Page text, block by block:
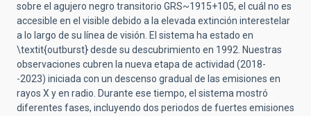
sobre el agujero negro transitorio GRS~1915+105, el cuál no es
accesible en el visible debido a la elevada extinción interestelar
a lo largo de su línea de visión. El sistema ha estado en
\textit{outburst} desde su descubrimiento en 1992. Nuestras
observaciones cubren la nueva etapa de actividad (2018-
-2023) iniciada con un descenso gradual de las emisiones en
rayos X y en radio. Durante ese tiempo, el sistema mostró
diferentes fases, incluyendo dos periodos de fuertes emisiones